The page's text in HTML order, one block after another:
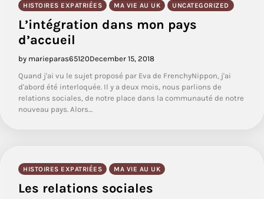
HISTOIRES EXPATRIÉES MA VIE AU UK UNCATEGORIZED
L’intégration dans mon pays
d’accueil
by marieparas65120December 15, 2018
Quand j'ai vu le sujet proposé par Eva de FrenchyNippon, j'ai
d'abord été interloquée. Il y a deux mois, nous parlions de
relations sociales, de notre place dans la communauté de notre
nouveau pays. Alors…
HISTOIRES EXPATRIÉES MA VIE AU UK
Les relations sociales